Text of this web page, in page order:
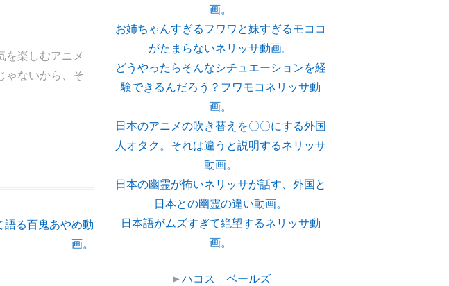
を楽しむアニメ
ゃないから、そ
語る百鬼あやめ動
画。
画。
お姉ちゃんすぎるフワワと妹すぎるモココ
がたまらないネリッサ動画。
どうやったらそんなシチュエーションを経
験できるんだろう？フワモコネリッサ動
画。
日本のアニメの吹き替えを〇〇にする外国
人オタク。それは違うと説明するネリッサ
動画。
日本の幽霊が怖いネリッサが話す、外国と
日本との幽霊の違い動画。
日本語がムズすぎて絶望するネリッサ動
画。
►ハコス ベールズ